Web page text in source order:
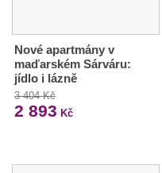
Nové apartmány v
maďarském Sárváru:
jídlo i lázně
3 404 Kč
2 893 Kč